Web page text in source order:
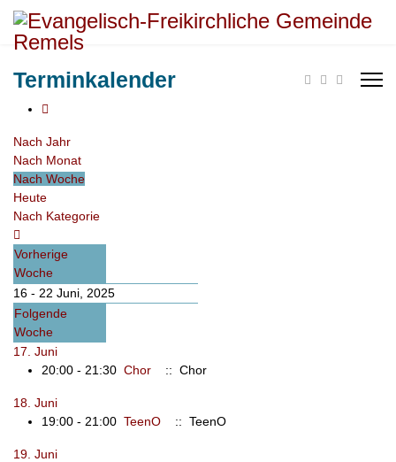
Terminkalender
Nach Jahr
Nach Monat
Nach Woche
Heute
Nach Kategorie
Vorherige
Woche
16 - 22 Juni, 2025
Folgende
Woche
17. Juni
20:00 - 21:30 Chor :: Chor
18. Juni
19:00 - 21:00 TeenO :: TeenO
19. Juni